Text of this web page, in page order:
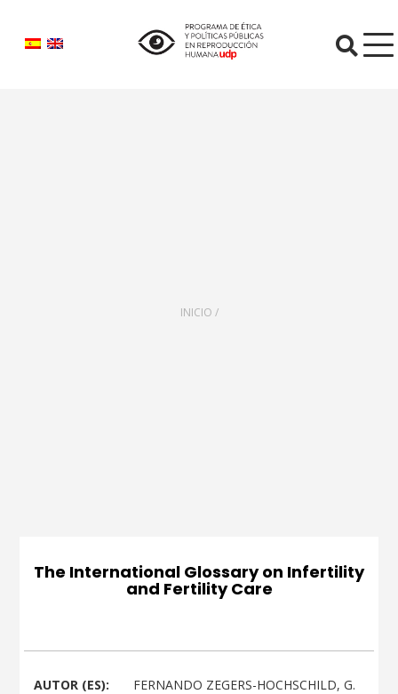
INICIO /
The International Glossary on Infertility
and Fertility Care
AUTOR (ES):
FERNANDO ZEGERS-HOCHSCHILD, G.